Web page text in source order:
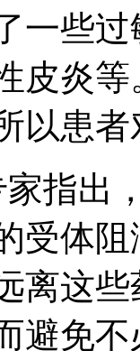
一些
皮炎
以患
指出
受体
离这
避免